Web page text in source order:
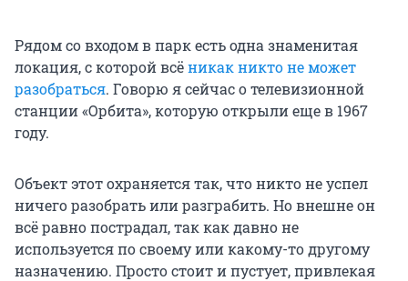
Рядом со входом в парк есть одна знаменитая
локация, с которой всёникак никто не может
разобраться. Говорю я сейчас о телевизионной
станции «Орбита», которую открыли еще в 1967
году.
Объект этот охраняется так, что никто не успел
ничего разобрать или разграбить. Но внешне он
всё равно пострадал, так как давно не
используется по своему или какому-то другому
назначению. Просто стоит и пустует, привлекая